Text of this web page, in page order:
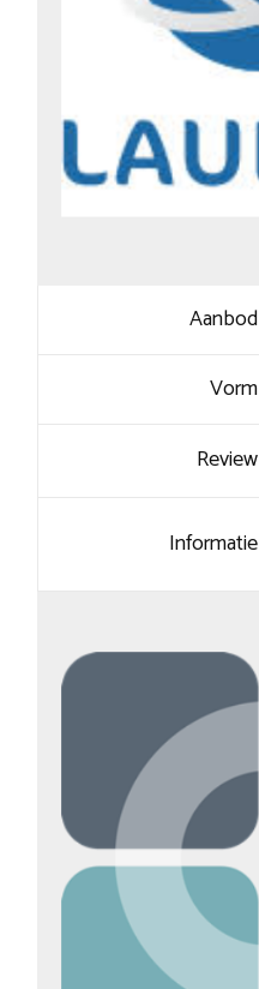
Aanbod
Vorm
Review
Informatie